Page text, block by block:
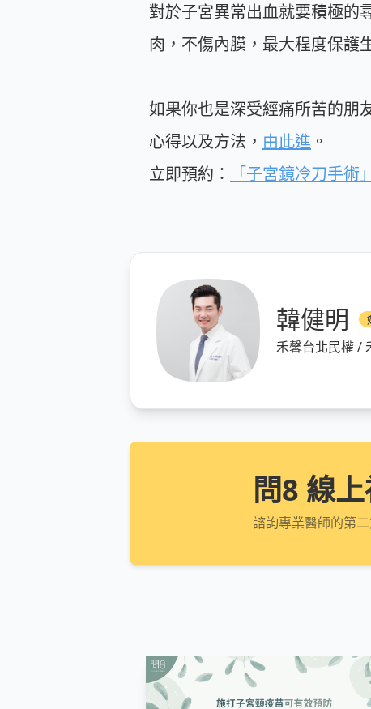
對於子宮異常出血就要積極的
肉，不傷內膜，最大程度保護
如果你也是深受經痛所苦的朋
心得以及方法， 由此進 。
立即預約：
「子宮鏡冷刀手術
韓健明
禾馨台北民權 /
問8 線
諮詢專業醫師的第